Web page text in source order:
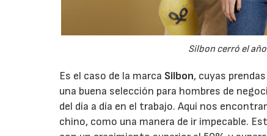
Silbon cerró el
Es el caso de la marca Silbon, cuyas
una buena selección para hombres de
del día a día en el trabajo. Aquí nos
chino, como una manera de ir impecable.